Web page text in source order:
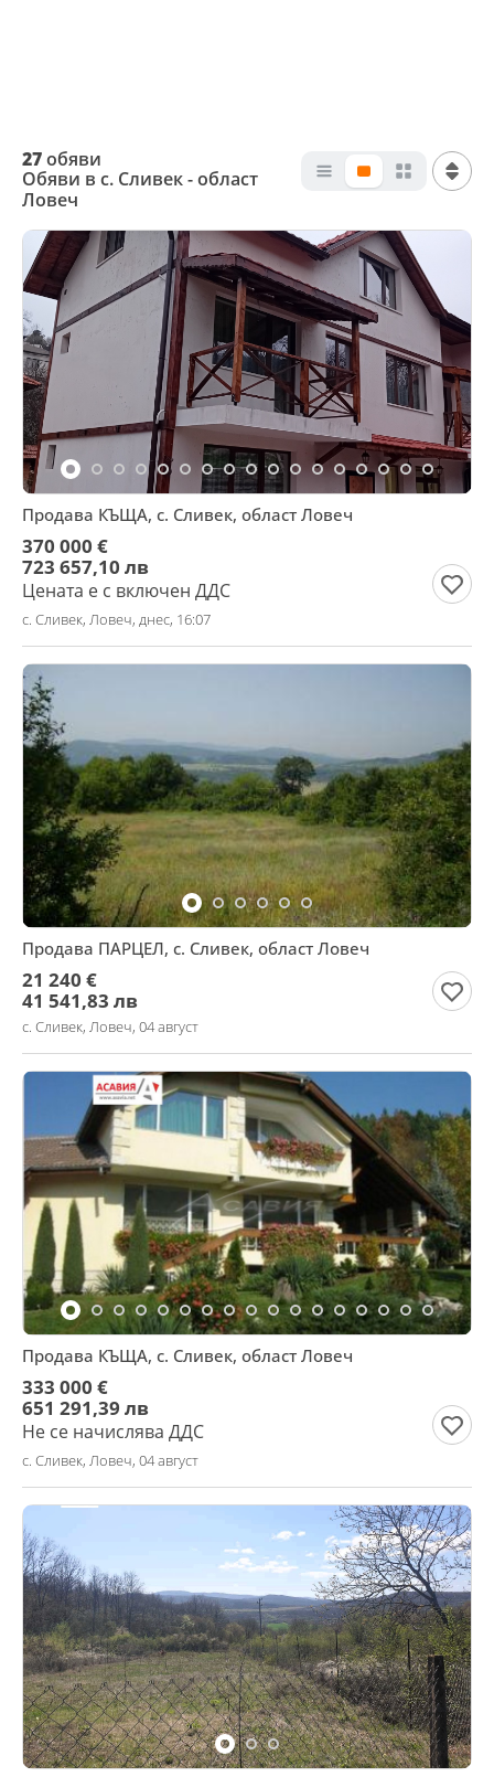
27обяви
Обяви в с. Сливек - област
Ловеч
Продава КЪЩА, с. Сливек, област Ловеч
370 000 €
723 657,10 лв
Цената е с включен ДДС
с. Сливек, Ловеч, днес, 16:07
Продава ПАРЦЕЛ, с. Сливек, област Ловеч
21 240 €
41 541,83 лв
с. Сливек, Ловеч, 04 август
Продава КЪЩА, с. Сливек, област Ловеч
333 000 €
651 291,39 лв
Не се начислява ДДС
с. Сливек, Ловеч, 04 август